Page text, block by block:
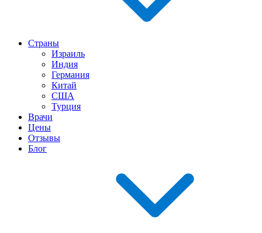
Страны
Израиль
Индия
Германия
Китай
США
Турция
Врачи
Цены
Отзывы
Блог